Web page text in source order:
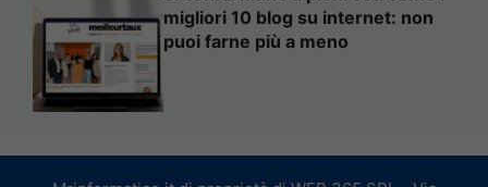
migliori 10 blog su internet: non
puoi farne più a meno